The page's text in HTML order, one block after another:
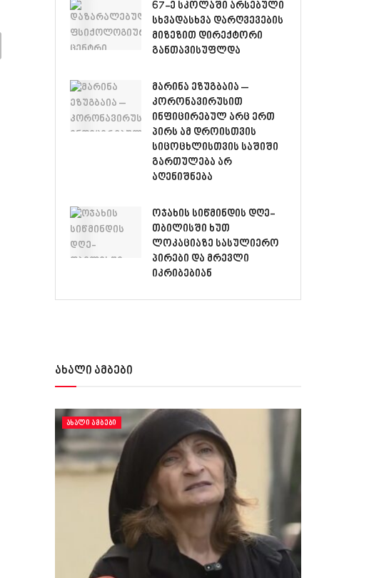
67-ე სკოლაში არსებული
სხვადასხვა დარღვევების
მიზეზით დირექტორი
განთავისუფლდა
მარინა ეზუგბაია –
კორონავირუსით
ინფიცირებულ არც ერთ
პირს ამ დროისთვის
სიცოცხლისთვის საშიში
გართულება არ
აღენიშნება
ოჯახის სიწმინდის დღე-
თბილისში ხუთ
ლოკაციაზე სასულიერო
პირები და მრევლი
იკრიბებიან
ახალი ამბები
ᲐᲮᲐᲚᲘ ᲐᲛᲑᲔᲑᲘ